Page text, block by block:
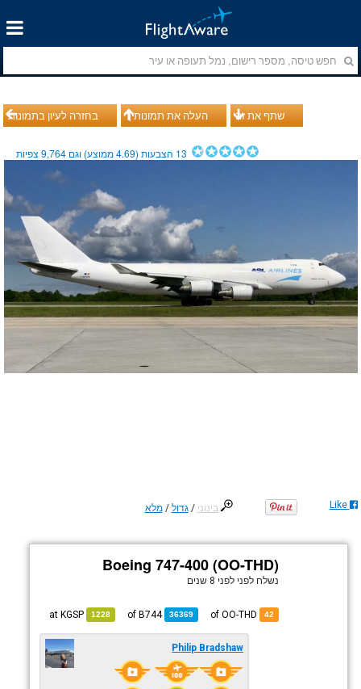
בחזרה לעיון בתמונות העלה את תמונותיך שתף את זה
13 הצבעות (4.69ממוצע) וגם 9,764צפיות
בינוני /גדול /מלא Like
Boeing 747-400 (OO-THD)
נשלח לפני לפני 8 שנים
42
36369
of
B744
1228
KGSP
Philip Bradshaw